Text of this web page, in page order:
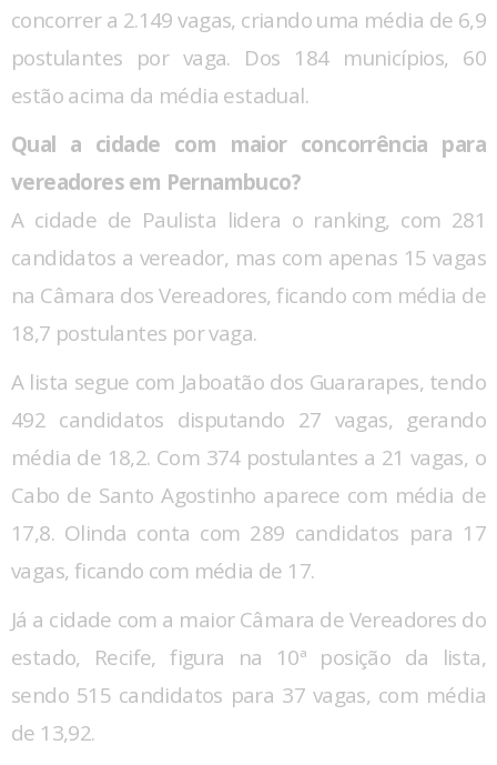
concorrer a 2.149 vagas, criando uma média de 6,9
postulantes por vaga. Dos 184 municípios, 60
estão acima da média estadual.
Qual a cidade com maior concorrência para
vereadores em Pernambuco?
A cidade de Paulista lidera o ranking, com 281
candidatos a vereador, mas com apenas 15 vagas
na Câmara dos Vereadores, ficando com média de
18,7 postulantes por vaga.
A lista segue com Jaboatão dos Guararapes, tendo
492 candidatos disputando 27 vagas, gerando
média de 18,2. Com 374 postulantes a 21 vagas, o
Cabo de Santo Agostinho aparece com média de
17,8. Olinda conta com 289 candidatos para 17
vagas, ficando com média de 17.
Já a cidade com a maior Câmara de Vereadores do
estado, Recife, figura na 10ª posição da lista,
sendo 515 candidatos para 37 vagas, com média
de 13,92.